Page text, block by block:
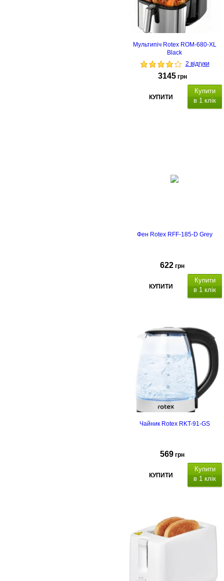
Мультипіч Rotex ROM-680-XL
Black
2 відгуки
3145 грн
КУПИТИ
Купити
в 1 клік
Особливості: 3D нагрівання,
Фен Rotex RFF-185-D Grey
622 грн
КУПИТИ
Купити
в 1 клік
Чайник Rotex RKT-91-GS
569 грн
КУПИТИ
Купити
в 1 клік